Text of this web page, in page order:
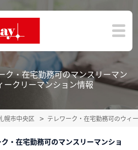
ク・在宅勤務可のマンスリーマン
ークリーマンション情報
幌市中央区 テレワーク・在宅勤務可のウィ
・在宅勤務可のマンスリーマンショ